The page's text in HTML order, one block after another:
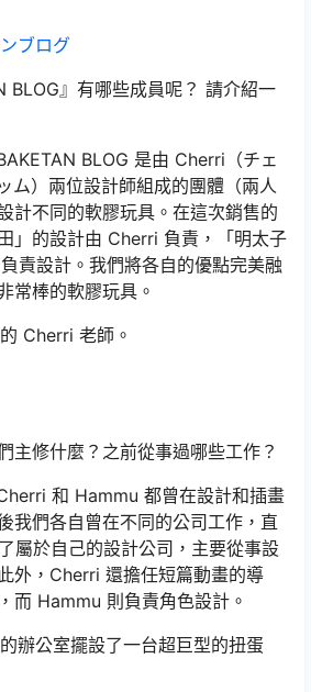
ブログ
BLOG』有哪些成員呢？ 請介紹一
BLOG 是由 Cherri（チェ
ム）兩位設計師組成的團體（兩人
計不同的軟膠玩具。在這次銷售的
」的設計由 Cherri 負責，「明太子
責設計。我們將各自的優點完美融
常棒的軟膠玩具。
Cherri 老師。
主修什麼？之前從事過哪些工作？
和 Hammu 都曾在設計和插畫
我們各自曾在不同的公司工作，直
屬於自己的設計公司，主要從事設
外，Cherri 還擔任短篇動畫的導
而 Hammu 則負責角色設計。
辦公室擺設了一台超巨型的扭蛋